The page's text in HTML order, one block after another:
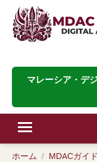
マレーシア・デ
ホーム MDACガイド